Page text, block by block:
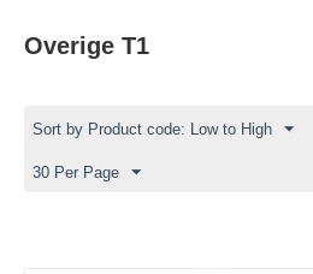
Overige T1
Sort by Product code: Low to High
30 Per Page